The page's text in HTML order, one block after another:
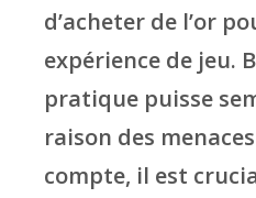
d’acheter de l’or
expérience de jeu.
pratique puisse
raison des
compte, il est